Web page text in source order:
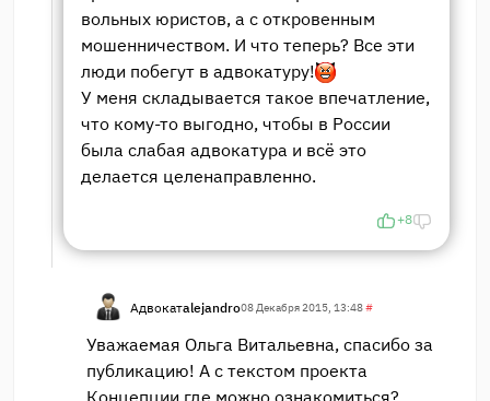
вольных юристов, а с откровенным
мошенничеством. И что теперь? Все эти
люди побегут в адвокатуру!
У меня складывается такое впечатление,
что кому-то выгодно, чтобы в России
была слабая адвокатура и всё это
делается целенаправленно.
+8
Адвокатalejandro08 Декабря 2015, 13:48#
Уважаемая Ольга Витальевна, спасибо за
публикацию! А с текстом проекта
Концепции где можно ознакомиться?